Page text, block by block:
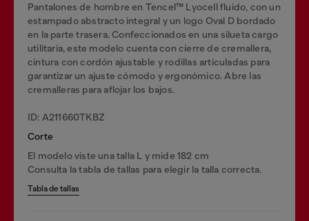
Pantalones de hombre en Tencel™ Lyocell fluido, con un
estampado abstracto integral y un logo Oval D bordado
en la parte trasera. Confeccionados en una silueta cargo
utilitaria, este modelo cuenta con cierre de cremallera,
cintura con cordón ajustable y rodillas articuladas para
garantizar un ajuste cómodo y ergonómico. Abre las
cremalleras para aflojar los bajos.
ID: A211660TKBZ
Corte
El modelo viste una talla L y mide 182 cm
Consulta la tabla de tallas para elegir la talla correcta.
Tabla de tallas